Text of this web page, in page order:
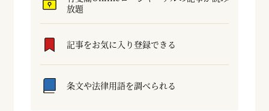
放題
記事をお気に入り登録できる
条文や法律用語を調べられる